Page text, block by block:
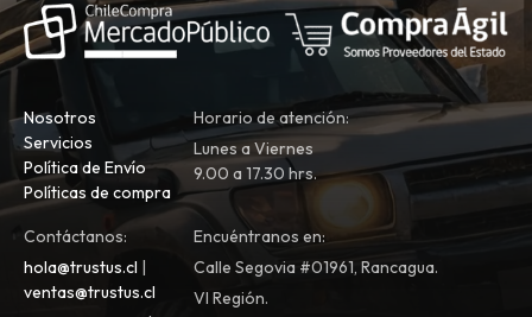
Nosotros
Servicios
Política de Envío
Políticas de compra
Horario de atención:
Lunes a Viernes
9.00 a 17.30 hrs.
Contáctanos:
hola@trustus.cl |
ventas@trustus.cl
Encuéntranos en:
Calle Segovia #01961, Rancagua.
VI Región.